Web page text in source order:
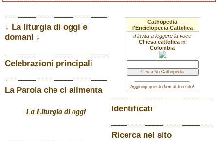
↓ La liturgia di oggi e
domani ↓
Celebrazioni principali
La Parola che ci alimenta
La Liturgia di oggi
Cathopedia
l'Enciclopedia Cattolica
ti invita a leggere la voce
Chiesa cattolica in
Colombia
Aggiungi questo box al tuo sito!
Identificati
Ricerca nel sito